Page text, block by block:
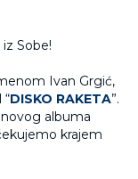
Ivan Grgić,
DISKO RAKETA”.
albuma
krajem